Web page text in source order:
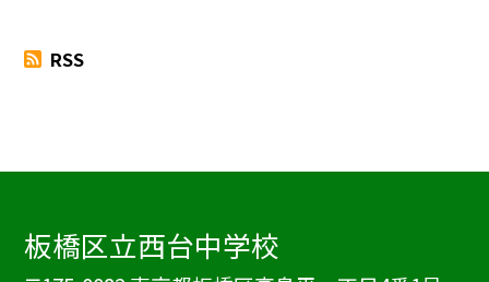
RSS
板橋区立西台中学校